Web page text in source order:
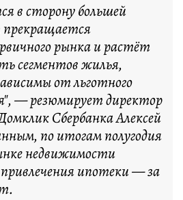
в сторону большей
рынка и растёт
сегментов жилья,
от льготного
— резюмирует директор
Сбербанка Алексей
по итогам полугодия
недвижимости
привлечения ипотеки — за